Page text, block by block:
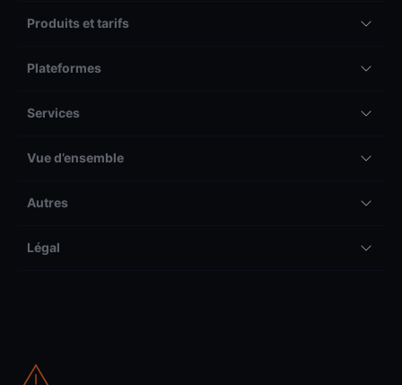
Produits et tarifs
Plateformes
Services
Vue d’ensemble
Autres
Légal